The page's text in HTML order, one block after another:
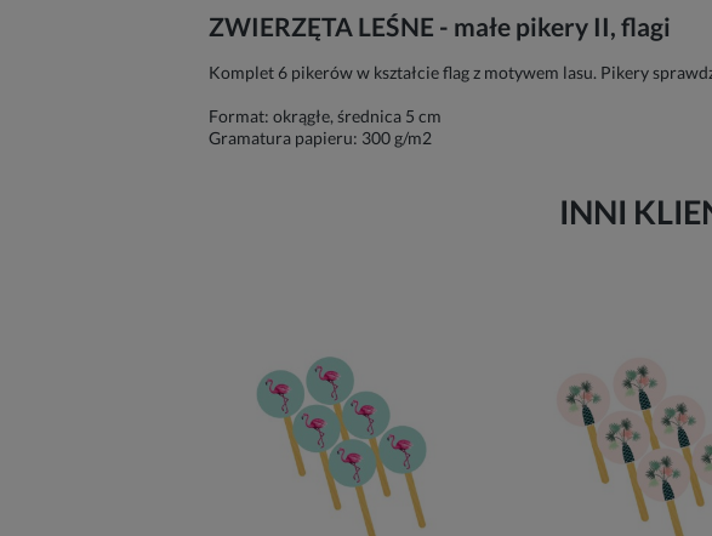
ZWIERZĘTA LEŚNE - małe pikery II, flagi
Komplet 6 pikerów w kształcie flag z motywem lasu. Pikery
Format: okrągłe, średnica 5 cm
Gramatura papieru: 300 g/m2
INNI